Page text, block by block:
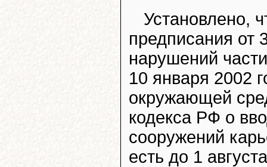
Установлено,
предписания от
нарушений
10 января 2002
окружающей
кодекса РФ о
сооружений
есть до 1